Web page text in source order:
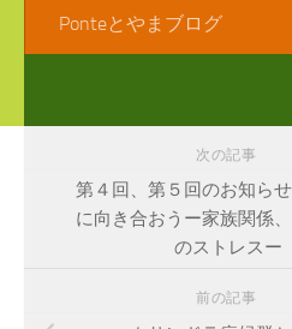
Ponteとやまブログ
次の記事
第４回、第５回のお知ら
に向き合おうー家族関係
のストレスー
前の記事